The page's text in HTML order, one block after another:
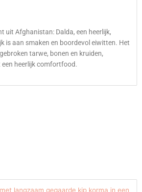
uit Afghanistan: Dalda, een heerlijk,
is aan smaken en boordevol eiwitten. Het
tarwe, bonen en kruiden,
heerlijk comfortfood.